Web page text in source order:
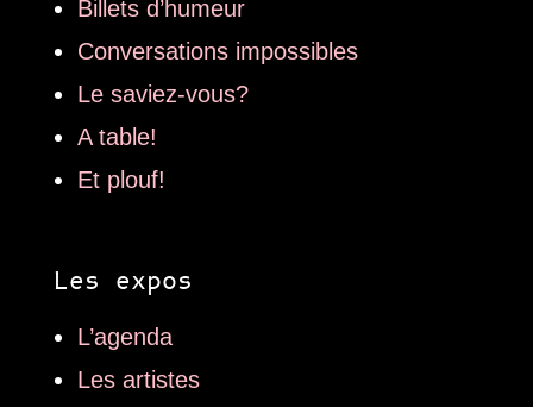
Billets d’humeur
Conversations impossibles
Le saviez-vous?
A table!
Et plouf!
Les expos
L’agenda
Les artistes